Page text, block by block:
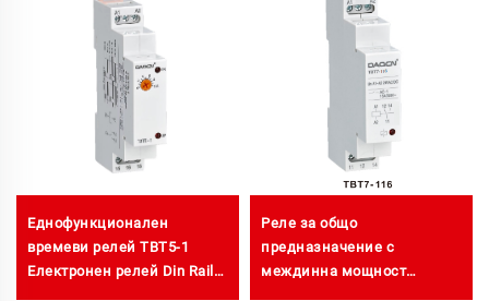
Еднофункционален
времеви релей TBT5-1
Електронен релей Din Rail
Реле за общо
предназначение с
междинна мощност